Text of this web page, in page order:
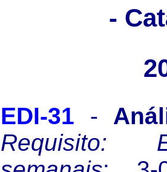
-
EDI-31 -
Requisito: